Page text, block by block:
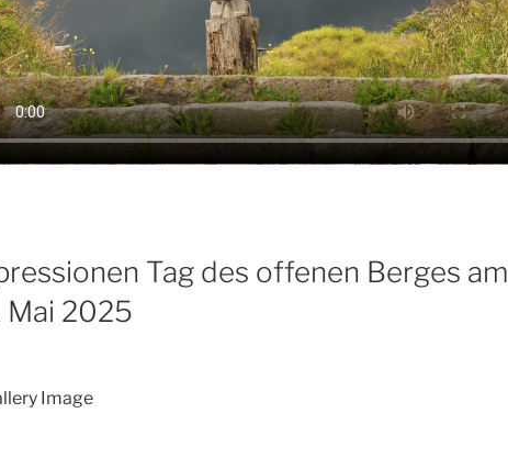
Tag des offenen Berges am
Mai 2025